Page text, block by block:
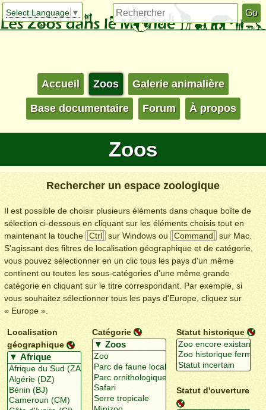
Select Language ▼
Accueil Zoos Galerie animalière
Base documentaire Forum À propos
Zoos
Rechercher un espace zoologique
Il est possible de choisir plusieurs éléments dans chaque boîte de
sélection ci-dessous en cliquant sur les éléments choisis tout en
maintenant la touche
Ctrl sur Windows ou Command
sur Mac.
S'agissant des filtres de localisation géographique et de catégorie,
vous pouvez sélectionner en un clic tous les pays d'un même
continent ou toutes les sous-catégories d'une même grande
catégorie en cliquant sur le titre correspondant. Par exemple, si
vous souhaitez sélectionner tous les pays d'Europe, cliquez sur
« Europe ».
Localisation
géographique
Catégorie Statut historique
Statut d'ouverture